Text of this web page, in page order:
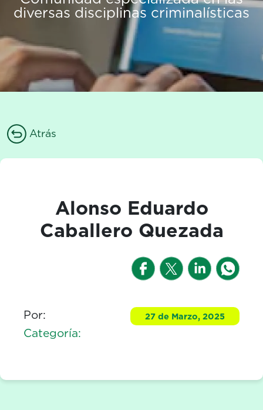
diversas disciplinas criminalísticas
Atrás
Alonso Eduardo
Caballero Quezada
Por: 27 de Marzo, 2025
Categoría: